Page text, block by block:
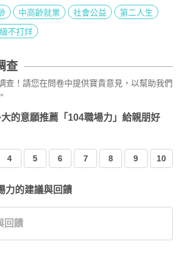
中高齡就業 社會公益
第二人生
不打烊
查
查！請您在問卷中提供寶貴意見，以幫助我們
的意願推薦「104職場力」給親朋好
4 5 6 7 8 9 10
力的建議與回饋